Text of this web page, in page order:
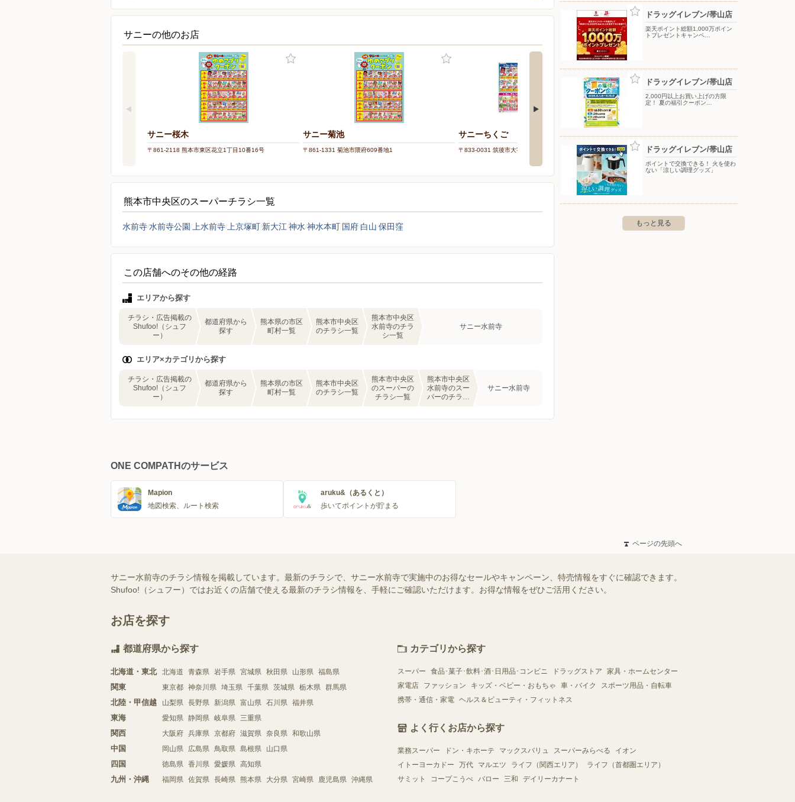
サニーの他のお店
サニー桜木
〒861-2118 熊本市東区花立1丁目10番16号
サニー菊池
〒861-1331 菊池市隈府609番地1
サニーちくご
〒833-0031 筑後市大字山ノ井737番地3
サニーみいまち
〒839-0851 久留米市御井町字大銃場2232番地
熊本市中央区のスーパーチラシ一覧
水前寺水前寺公園 上水前寺 上京塚町 新大江 神水 神水本町 国府 白山 保田窪
この店舗へのその他の経路
エリアから探す
チラシ・広告掲載の
Shufoo!（シュフ
ー）
都道府県から
探す
熊本県の市区
町村一覧
熊本市中央区
のチラシ一覧
熊本市中央区
水前寺のチラ
シ一覧
サニー水前寺
エリア×カテゴリから探す
チラシ・広告掲載の
Shufoo!（シュフ
ー）
都道府県から
探す
熊本県の市区
町村一覧
熊本市中央区
のチラシ一覧
熊本市中央区
のスーパーの
チラシ一覧
熊本市中央区
水前寺のスー
パーのチラシ
サニー水前寺
ドラッグイレブン/帯山店
楽天ポイント総額1,000万ポイン
トプレゼントキャンペ…
ドラッグイレブン/帯山店
2,000円以上お買い上げの方限
定！ 夏の福引クーポン…
ドラッグイレブン/帯山店
ポイントで交換できる！ 火を使わ
ない「涼しい調理グッズ」
もっと見る
ONE COMPATHのサービス
Mapion
地図検索、ルート検索
aruku&（あるくと）
歩いてポイントが貯まる
ページの先頭へ
サニー水前寺のチラシ情報を掲載しています。最新のチラシで、サニー水前寺で実施中のお得なセールやキャンペーン、特売情報をすぐに確認できます。
Shufoo!（シュフー）ではお近くの店舗で使える最新のチラシ情報を、手軽にご確認いただけます。お得な情報をぜひご活用ください。
お店を探す
都道府県から探す
北海道・東北 北海道 青森県 岩手県 宮城県 秋田県 山形県 福島県
関東 東京都 神奈川県 埼玉県 千葉県 茨城県 栃木県 群馬県
北陸・甲信越 山梨県 長野県 新潟県 富山県 石川県 福井県
東海 愛知県 静岡県 岐阜県 三重県
関西 大阪府 兵庫県 京都府 滋賀県 奈良県 和歌山県
中国 岡山県 広島県 鳥取県 島根県 山口県
四国 徳島県 香川県 愛媛県 高知県
九州・沖縄 福岡県 佐賀県 長崎県 熊本県 大分県 宮崎県 鹿児島県 沖縄県
カテゴリから探す
スーパー 食品･菓子･飲料･酒･日用品･コンビニ ドラッグストア
家具・ホームセンター
家電店
ファッション キッズ・ベビー・おもちゃ 車・バイク
スポーツ用品・自転車
携帯・通信・家電 ヘルス＆ビューティ・フィットネス
よく行くお店から探す
業務スーパー ドン・キホーテ マックスバリュ スーパーみらべる
イオン
イトーヨーカドー
万代 マルエツ ライフ（関西エリア）
ライフ（首都圏エリア）
サミット
コープこうべ バロー 三和 デイリーカナート